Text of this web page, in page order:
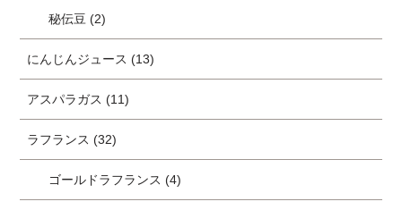
秘伝豆 (2)
にんじんジュース (13)
アスパラガス (11)
ラフランス (32)
ゴールドラフランス (4)